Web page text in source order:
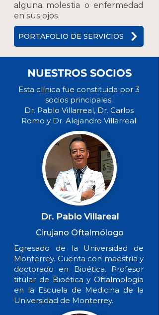
alguna molestia o enfermedad
en sus ojos.
PORTAFOLIO DE SERVICIOS
NUESTROS SOCIOS
Esta clínica fue constituida por 3
socios principales:
Dr. Pablo Villarreal, Dr. Carlos
Romo y Dr. Alejandro Villarreal
Dr. Pablo Villareal
Cirujano Oftalmólogo
Egresado de la Universidad de
Monterrey. Cuenta con maestría y
doctorado en Bioética. Profesor
titular de Bioética y Oftalmología
en la Escuela de Medicina de la
Universidad de Monterrey.